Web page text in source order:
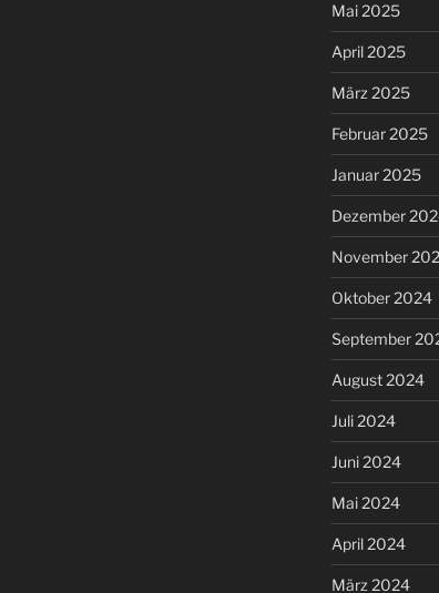
Mai 2025
April 2025
März 2025
Februar 2025
Januar 2025
Dezember
November
Oktober 2024
September
August 2024
Juli 2024
Juni 2024
Mai 2024
April 2024
März 2024